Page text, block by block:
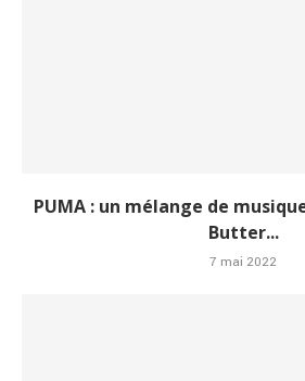
PUMA : un mélange de
Butter...
7 mai 2022